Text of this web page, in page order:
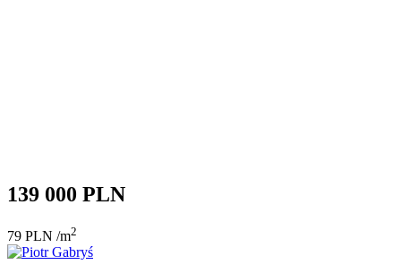
139 000 PLN
79 PLN /m2